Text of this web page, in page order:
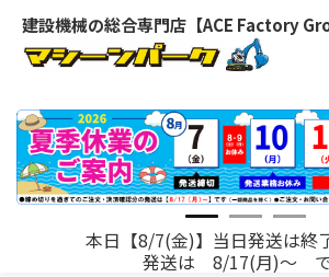
建設機械の総合専門店【ACE Factory
本日【8/7(金)】当日発送は終
発送は 8/17(月)～